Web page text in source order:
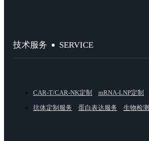
技术服务 SERVICE
CAR-T/CAR-NK定制 mRNA-LNP定制
抗体定制服务
蛋白表达服务 生物检